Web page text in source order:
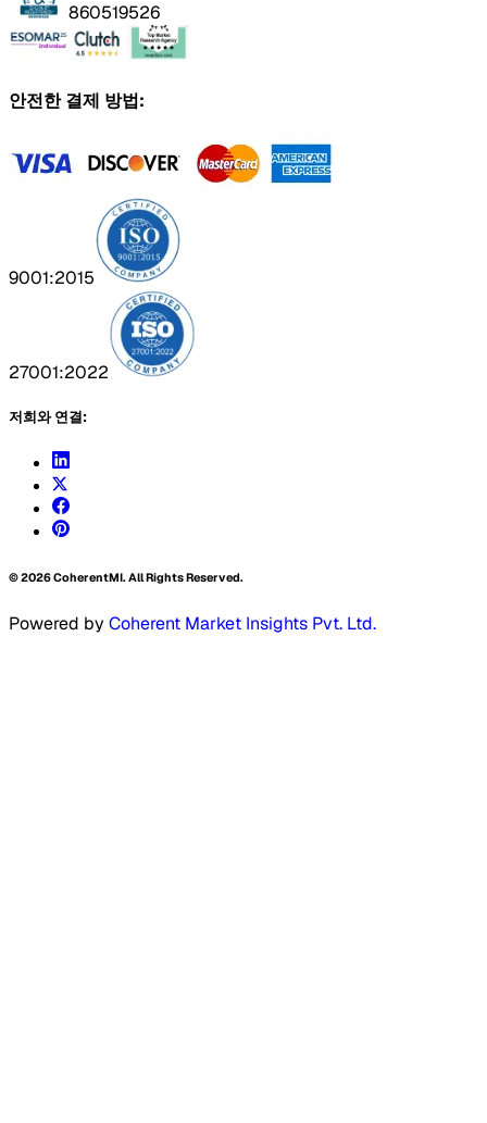
860519526
안전한 결제 방법:
9001:2015
27001:2022
저희와 연결:
©2026CoherentMI. All Rights Reserved.
Powered by Coherent Market Insights Pvt. Ltd.